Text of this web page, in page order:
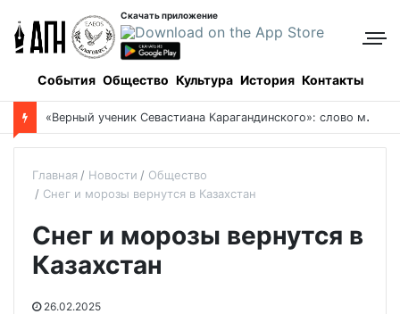
Скачать приложение
События Общество Культура История Контакты
«Верный ученик Севастиана Карагандинского»: слово митрополита Александра о почившем схиархимандрите Пахомии
Главная Новости
Общество
Снег и морозы вернутся в Казахстан
Снег и морозы вернутся в
Казахстан
26.02.2025